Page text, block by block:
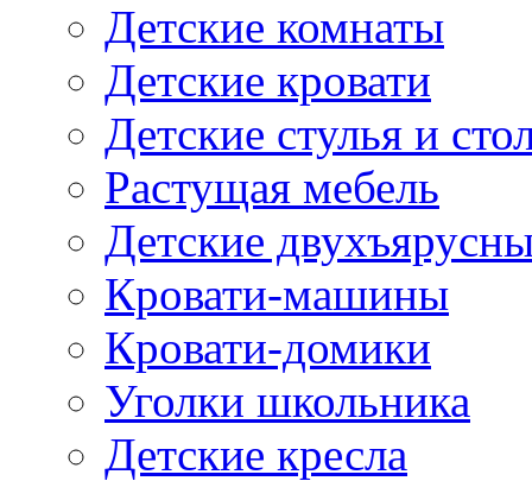
Детские комнаты
Детские кровати
Детские стулья и
Растущая мебель
Детские
Кровати-машины
Кровати-домики
Уголки школьника
Детские кресла